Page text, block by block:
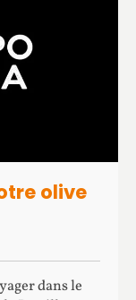
olive
dans le